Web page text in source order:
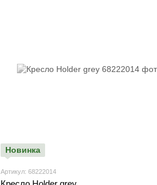
Новинка
Артикул: 68222014